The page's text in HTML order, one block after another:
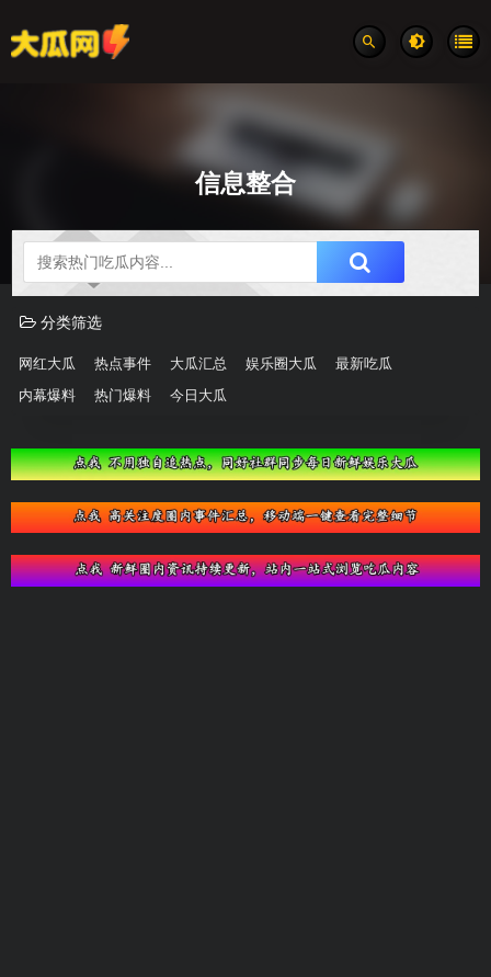
信息整合
吃瓜分类速览
分类筛选
网红大瓜 热点事件 大瓜汇总 娱乐圈大瓜 最新吃瓜
内幕爆料 热门爆料 今日大瓜